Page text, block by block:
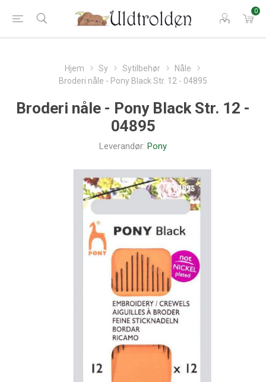
0
Hjem Sy Sytilbehør
Nåle
Broderi nåle - Pony Black Str. 12 - 04895
Broderi nåle - Pony Black Str. 12 -
04895
Leverandør: Pony